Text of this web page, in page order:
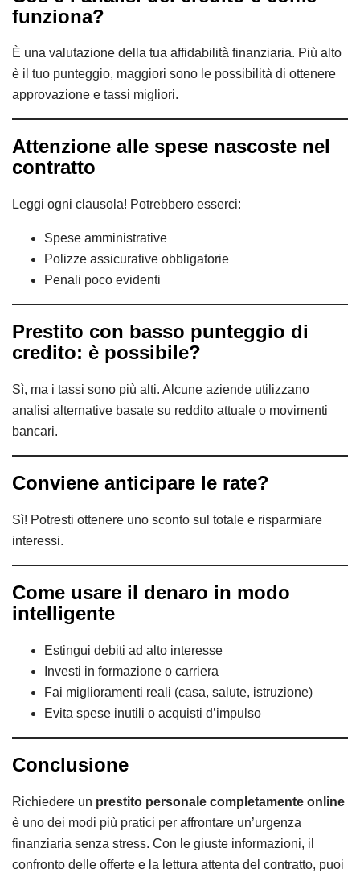
funziona?
È una valutazione della tua affidabilità finanziaria. Più alto
è il tuo punteggio, maggiori sono le possibilità di ottenere
approvazione e tassi migliori.
Attenzione alle spese nascoste nel
contratto
Leggi ogni clausola! Potrebbero esserci:
Spese amministrative
Polizze assicurative obbligatorie
Penali poco evidenti
Prestito con basso punteggio di
credito: è possibile?
Sì, ma i tassi sono più alti. Alcune aziende utilizzano
analisi alternative basate su reddito attuale o movimenti
bancari.
Conviene anticipare le rate?
Sì! Potresti ottenere uno sconto sul totale e risparmiare
interessi.
Come usare il denaro in modo
intelligente
Estingui debiti ad alto interesse
Investi in formazione o carriera
Fai miglioramenti reali (casa, salute, istruzione)
Evita spese inutili o acquisti d’impulso
Conclusione
Richiedere un prestito personale completamente online
è uno dei modi più pratici per affrontare un’urgenza
finanziaria senza stress. Con le giuste informazioni, il
confronto delle offerte e la lettura attenta del contratto, puoi